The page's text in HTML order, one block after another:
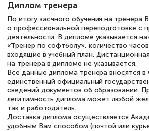
повышения квалификации
русскому языку и
полезных материалов
подготовиться к
книги, методические
статьи. Времени на
достаточно. Курс помогает
аттестацию в школе. Спасибо!
Диплом тренера
По итогу заочного обучения на тренера
о профессиональной переподготовке с
деятельности. В дипломе указывается
«Тренер по софтболу», количество
входящие в учебный план.
на тренера в дипломе не указывается.
Все данные диплома тренера вносятся
единственный официальный
сведений документов об образовании.
легитимность диплома может любой
так и работодатель.
Доставка диплома осуществляется
удобным Вам способом (почтой или